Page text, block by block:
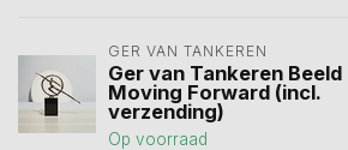
GER VAN TANKEREN
Ger van Tankeren Beeld
Moving Forward (incl.
verzending)
Op voorraad